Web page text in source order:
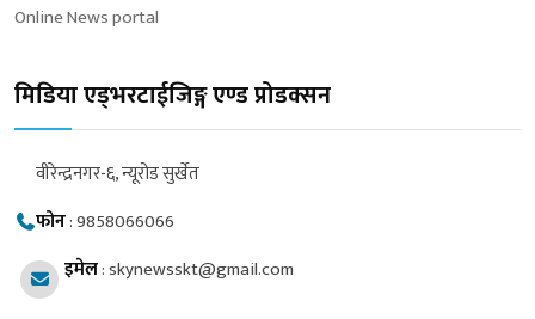
Online News portal
मिडिया एड्भरटाईजिङ्ग एण्ड प्रोडक्सन
वीरेन्द्रनगर-६, न्यूरोड सुर्खेत
फोन:9858066066
इमेल:skynewsskt@gmail.com